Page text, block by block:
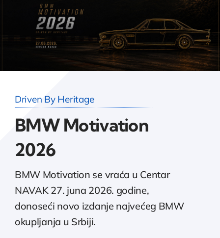
Driven By Heritage
BMW Motivation
2026
BMW Motivation se vraća u Centar
NAVAK 27. juna 2026. godine,
donoseći novo izdanje najvećeg BMW
okupljanja u Srbiji.